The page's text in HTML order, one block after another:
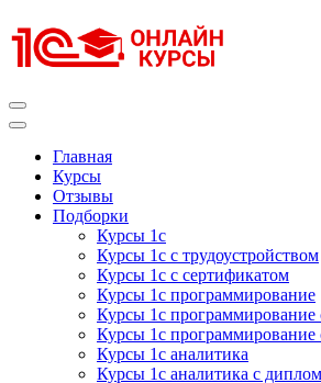
к
содержимому
Главная
Курсы
Отзывы
Подборки
Курсы 1с
Курсы 1с с трудоустройством
Курсы 1с с сертификатом
Курсы 1с программирование
Курсы 1с программирование
Курсы 1с
Курсы 1с аналитика
Курсы 1с аналитика с